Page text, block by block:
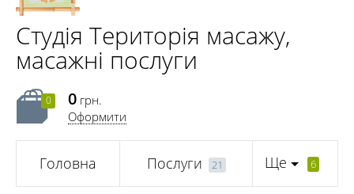
Студія Територія масажу,
масажні послуги
0 0 грн.
Оформити
Головна Послуги 21 Ще 6